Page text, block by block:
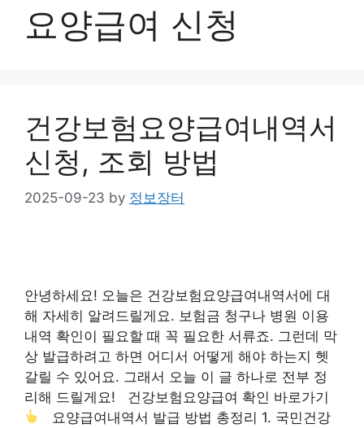
요양급여 신청
건강보험요양급여내역서
신청, 조회 방법
2025-09-23 by 정보장터
안녕하세요! 오늘은 건강보험요양급여내역서에 대
해 자세히 알려드릴게요. 보험금 청구나 병원 이용
내역 확인이 필요할 때 꼭 필요한 서류죠. 그런데 막
상 발급하려고 하면 어디서 어떻게 해야 하는지 헷
갈릴 수 있어요. 그래서 오늘 이 글 하나로 전부 정
리해 드릴게요! 건강보험요양급여 확인 바로가기
요양급여내역서 발급 방법 총정리 1. 국민건강